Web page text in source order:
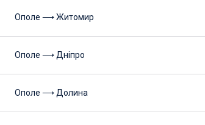
Ополе ⟶ Житомир
Ополе ⟶ Дніпро
Ополе ⟶ Долина